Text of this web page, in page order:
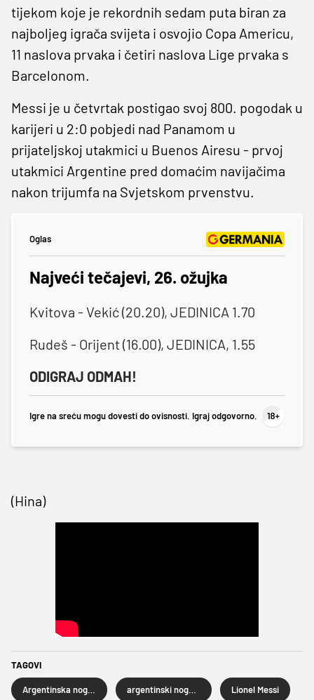
tijekom koje je rekordnih sedam puta biran za
najboljeg igrača svijeta i osvojio Copa Americu,
11 naslova prvaka i četiri naslova Lige prvaka s
Barcelonom.
Messi je u četvrtak postigao svoj 800. pogodak u
karijeri u 2:0 pobjedi nad Panamom u
prijateljskoj utakmici u Buenos Airesu - prvoj
utakmici Argentine pred domaćim navijačima
nakon trijumfa na Svjetskom prvenstvu.
Oglas
Najveći tečajevi, 26. ožujka
Kvitova - Vekić (20.20), JEDINICA 1.70
Rudeš - Orijent (16.00), JEDINICA, 1.55
ODIGRAJ ODMAH!
Igre na sreću mogu dovesti do ovisnosti. Igraj odgovorno.
(Hina)
TAGOVI
Lionel Messi